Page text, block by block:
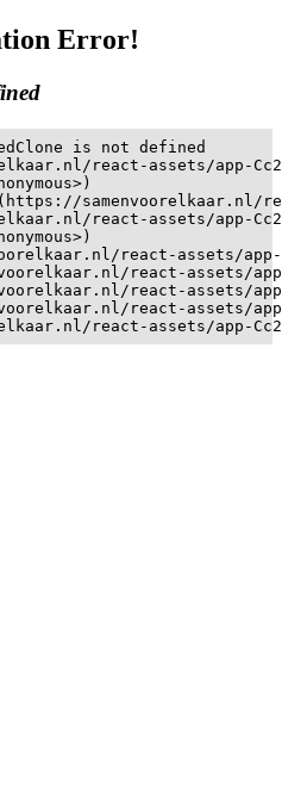
Error!
is not defined
react-assets/app-
samenvoorelkaar.nl/
react-assets/app-
react-assets/
react-assets/
react-assets/
react-assets/
react-assets/app-